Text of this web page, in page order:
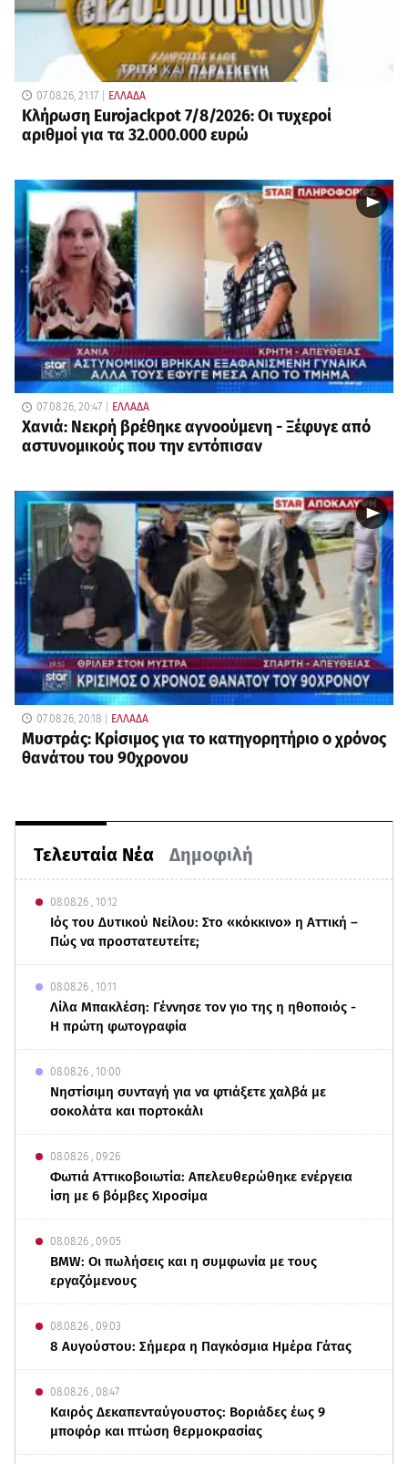
Τελευταία Νέα Δημοφιλή
08.08.26 , 10:12
Ιός του Δυτικού Νείλου: Στο «κόκκινο» η Αττική –
Πώς να προστατευτείτε;
08.08.26 , 10:11
Λίλα Μπακλέση: Γέννησε τον γιο της η ηθοποιός -
Η πρώτη φωτογραφία
08.08.26 , 10:00
Νηστίσιμη συνταγή για να φτιάξετε χαλβά με
σοκολάτα και πορτοκάλι
08.08.26 , 09:26
Φωτιά Αττικοβοιωτία: Απελευθερώθηκε ενέργεια
ίση με 6 βόμβες Χιροσίμα
08.08.26 , 09:05
BMW: Οι πωλήσεις και η συμφωνία με τους
εργαζόμενους
08.08.26 , 09:03
8 Αυγούστου: Σήμερα η Παγκόσμια Ημέρα Γάτας
08.08.26 , 08:47
Καιρός Δεκαπενταύγουστος: Βοριάδες έως 9
μποφόρ και πτώση θερμοκρασίας
07.08.26, 21:17 ΕΛΛΑΔΑ
Κλήρωση Eurojackpot 7/8/2026: Οι τυχεροί
αριθμοί για τα 32.000.000 ευρώ
07.08.26, 20:47 ΕΛΛΑΔΑ
Χανιά: Νεκρή βρέθηκε αγνοούμενη - Ξέφυγε από
αστυνομικούς που την εντόπισαν
07.08.26, 20:18 ΕΛΛΑΔΑ
Μυστράς: Κρίσιμος για το κατηγορητήριο ο χρόνος
θανάτου του 90χρονου